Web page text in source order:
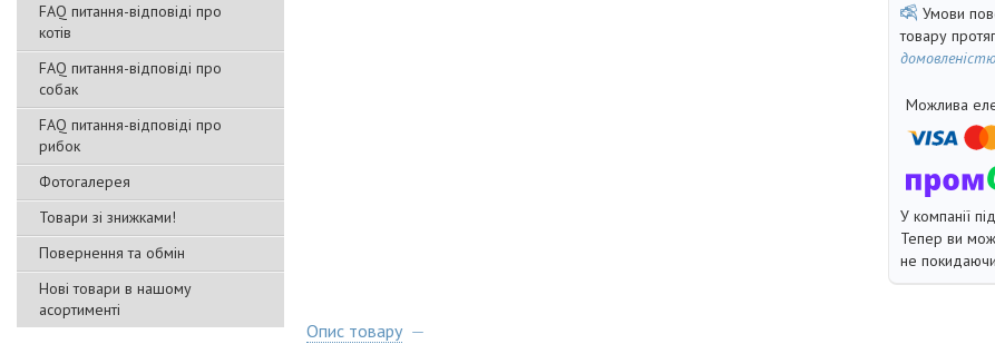
FAQ питання-відповіді про
котів
FAQ питання-відповіді про
собак
FAQ питання-відповіді про
рибок
Фотогалерея
Товари зі знижками!
Повернення та обмін
Нові товари в нашому
асортименті
товару
домовленістю
У компанії
Тепер ви
не
Опис товару